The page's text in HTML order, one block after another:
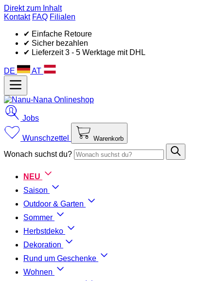
Direkt zum Inhalt
Kontakt FAQ Filialen
✔ Einfache Retoure
✔ Sicher bezahlen
✔ Lieferzeit 3 - 5 Werktage mit DHL
DE AT
Jobs
Wunschzettel Warenkorb
Wonach suchst du?
NEU
Saison
Outdoor & Garten
Sommer
Herbstdeko
Dekoration
Rund um Geschenke
Wohnen